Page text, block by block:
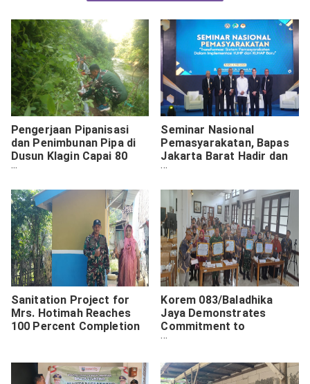
Pengerjaan Pipanisasi
dan Penimbunan Pipa di
Dusun Klagin Capai 80
Persen
Seminar Nasional
Pemasyarakatan, Bapas
Jakarta Barat Hadir dan
Gali Wawasan Baru
Sanitation Project for
Mrs. Hotimah Reaches
100 Percent Completion
Korem 083/Baladhika
Jaya Demonstrates
Commitment to
Accountable State